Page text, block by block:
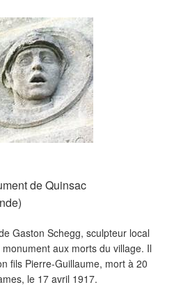
de Quinsac
Gaston Schegg, sculpteur local
aux morts du village. Il
fils Pierre-Guillaume, mort à 20
le 17 avril 1917.